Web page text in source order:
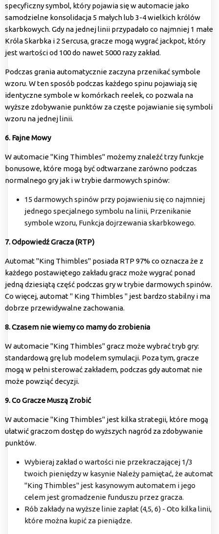
specyficzny symbol, który pojawia się w automacie jako
samodzielne konsolidacja 5 małych lub 3-4 wielkich królów
skarbkowych. Gdy na jednej linii przypadało co najmniej 1 małe
Króla Skarbka i 2 Sercusa, gracze mogą wygrać jackpot, który
jest wartości od 100 do nawet 5000 razy zakład.
Podczas grania automatycznie zaczyna przenikać symbole
wzoru. W ten sposób podczas każdego spinu pojawiają się
identyczne symbole w komórkach reelek, co pozwala na
wyższe zdobywanie punktów za częste pojawianie się symboli
wzoru na jednej linii.
6. Fajne Mowy
W automacie "King Thimbles" możemy znaleźć trzy funkcje
bonusowe, które mogą być odtwarzane zarówno podczas
normalnego gry jak i w trybie darmowych spinów:
15 darmowych spinów przy pojawieniu się co najmniej
jednego specjalnego symbolu na linii, Przenikanie
symbole wzoru, Funkcja dojrzewania skarbkowego.
7. Odpowiedź Gracza (RTP)
Automat "King Thimbles" posiada RTP 97% co oznacza że z
każdego postawiętego zakładu gracz może wygrać ponad
jedną dziesiątą część podczas gry w trybie darmowych spinów.
Co więcej, automat " King Thimbles " jest bardzo stabilny i ma
dobrze przewidywalne zachowania.
8. Czasem nie wiemy co mamy do zrobienia
W automacie "King Thimbles" gracz może wybrać tryb gry:
standardową grę lub modelem symulacji. Poza tym, gracze
mogą w pełni sterować zakładem, podczas gdy automat nie
może powziąć decyzji.
9. Co Gracze Muszą Zrobić
W automacie "King Thimbles" jest kilka strategii, które mogą
ułatwić graczom dostęp do wyższych nagród za zdobywanie
punktów.
Wybieraj zakład o wartości nie przekraczającej 1/3
twoich pieniędzy w kasynie Należy pamiętać, że automat
"King Thimbles" jest kasynowym automatem i jego
celem jest gromadzenie funduszu przez gracza.
Rób zakłady na wyższe linie zapłat (4,5, 6) - Oto kilka linii,
które można kupić za pieniądze.